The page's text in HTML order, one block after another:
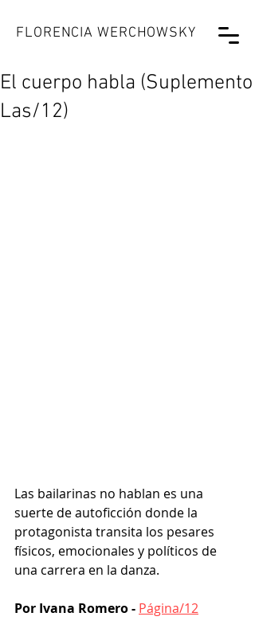
FLORENCIA WERCHOWSKY
El cuerpo habla (Suplemento
Las/12)
Las bailarinas no hablan es una
suerte de autoficción donde la
protagonista transita los pesares
físicos, emocionales y políticos de
una carrera en la danza.
Por Ivana Romero - Página/12